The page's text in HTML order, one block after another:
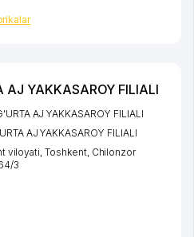
AJ YAKKASAROY FILIALI
AJ YAKKASAROY FILIALI
AJ YAKKASAROY FILIALI
viloyati ,Toshkent, Chilonzor
64/3